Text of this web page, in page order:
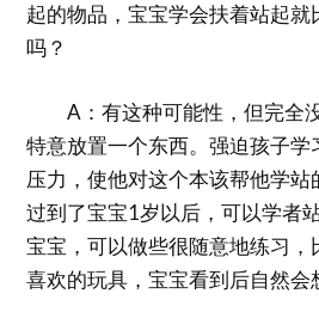
起的物品，宝宝学会扶着站起就
吗？
A：有这种可能性，但完全
特意放置一个东西。强迫孩子学
压力，使他对这个本该帮他学站
过到了宝宝1岁以后，可以学者
宝宝，可以做些很随意地练习
喜欢的玩具，宝宝看到后自然会